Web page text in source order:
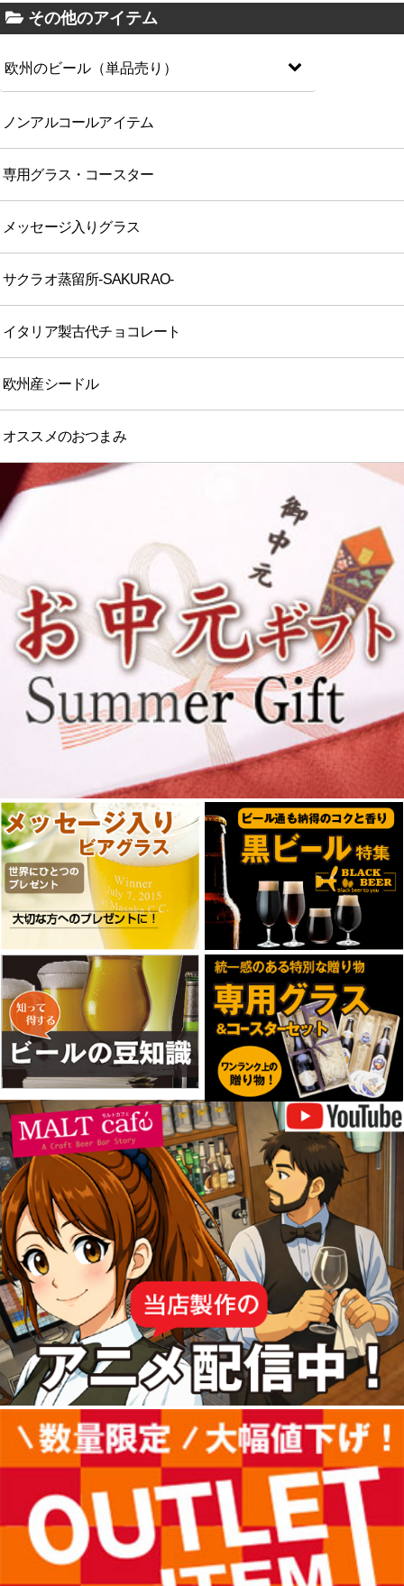
その他のアイテム
欧州のビール（単品売り）
ノンアルコールアイテム
専用グラス・コースター
メッセージ入りグラス
サクラオ蒸留所-SAKURAO-
イタリア製古代チョコレート
欧州産シードル
オススメのおつまみ